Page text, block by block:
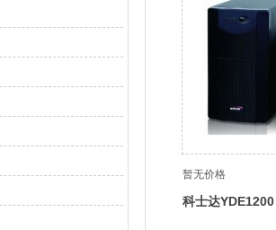
暂无价格
科士达YDE1200